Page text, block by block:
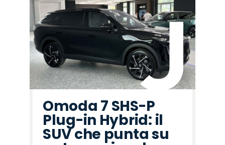
Omoda 7 SHS-P
Plug-in Hybrid: il
SUV che punta su